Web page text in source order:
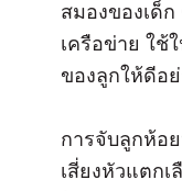
สมองของเด็
เครือข่าย ใช้
ของลูกให้ดีอ
การจับลูกห้อ
เสี่ยงหัวแตก